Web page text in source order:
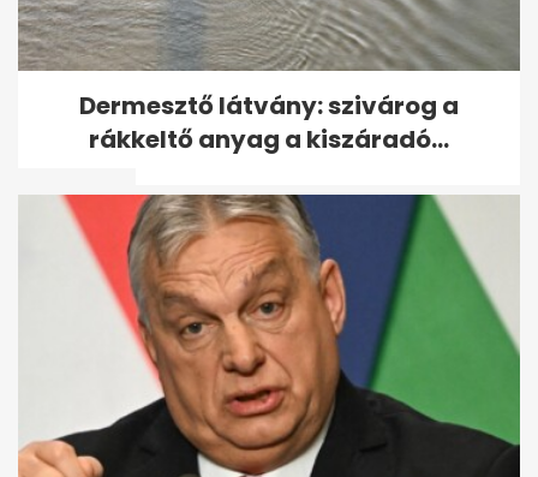
Jelentősen drágulhat a
bliccelés és néhány jegy ára a
BKK-n...
Dermesztő látvány: szivárog a
rákkeltő anyag a kiszáradó...